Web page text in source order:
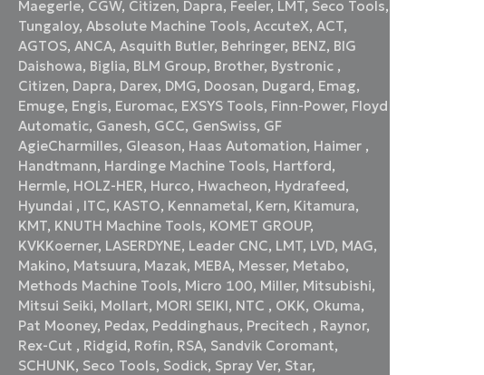
Maegerle, CGW, Citizen, Dapra, Feeler, LMT, Seco Tools,
Tungaloy,Absolute Machine Tools,AccuteX,ACT,
AGTOS,ANCA,Asquith Butler, Behringer, BENZ, BIG
Daishowa, Biglia, BLM Group, Brother, Bystronic ,
Citizen, Dapra, Darex, DMG, Doosan, Dugard, Emag,
Emuge, Engis, Euromac, EXSYS Tools, Finn-Power, Floyd
Automatic, Ganesh, GCC, GenSwiss, GF
AgieCharmilles, Gleason, Haas Automation, Haimer ,
Handtmann, Hardinge Machine Tools, Hartford,
Hermle, HOLZ-HER, Hurco, Hwacheon, Hydrafeed,
Hyundai , ITC, KASTO, Kennametal, Kern, Kitamura,
KMT, KNUTH Machine Tools, KOMET GROUP,
KVKKoerner, LASERDYNE, Leader CNC, LMT, LVD, MAG,
Makino, Matsuura, Mazak, MEBA, Messer, Metabo,
Methods Machine Tools, Micro 100, Miller, Mitsubishi,
Mitsui Seiki, Mollart, MORI SEIKI, NTC , OKK, Okuma,
Pat Mooney, Pedax, Peddinghaus, Precitech , Raynor,
Rex-Cut , Ridgid, Rofin, RSA, Sandvik Coromant,
SCHUNK, Seco Tools, Sodick, Spray Ver, Star,